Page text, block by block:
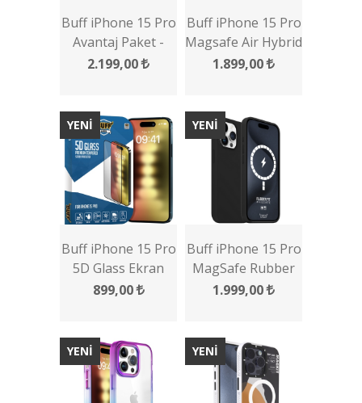
Buff iPhone 15 Pro
Avantaj Paket -
Şeffaf Kılıf + Ekran
2.199,00
Buff iPhone 15 Pro
Magsafe Air Hybrid
Kılıf
1.899,00
YENİ
Buff iPhone 15 Pro
5D Glass Ekran
Koruyucu
899,00
YENİ
Buff iPhone 15 Pro
MagSafe Rubber
Fit Kılıf
1.999,00
YENİ YENİ